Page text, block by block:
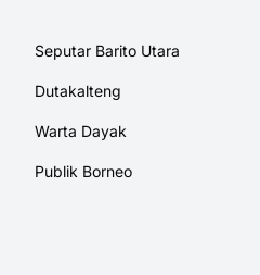
Seputar Barito Utara
Dutakalteng
Warta Dayak
Publik Borneo